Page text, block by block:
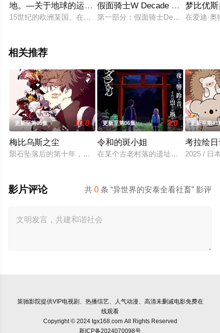
地。―关于地球的运动―
15世纪的欧洲某国。在跳级中被允许进入大学的神童拉法尔。
假面骑士W Decade MOVIE大战
第一部分：假面骑士Decade ～完结
梦比优
在爱迪·
相关推荐
更新至第05集 10.0
梅比乌斯之尘
陨石坠落后的第十年，由于巨大结晶释放出的神秘粒子“梅比乌
更新至第06集 3.0
令和的斑小姐
在某个古老村落的遗址深处，那一片
更新至第43
考拉绘
2025 / 日
共0 条 “异世界的安泰全看社畜” 影评
影片评论
策驰影院提供VIP电视剧、热播综艺、人气动漫、高清未删减电影免费在
线观看
Copyright © 2024 tgx168.com All Rights Reserved
新ICP备2024070098号